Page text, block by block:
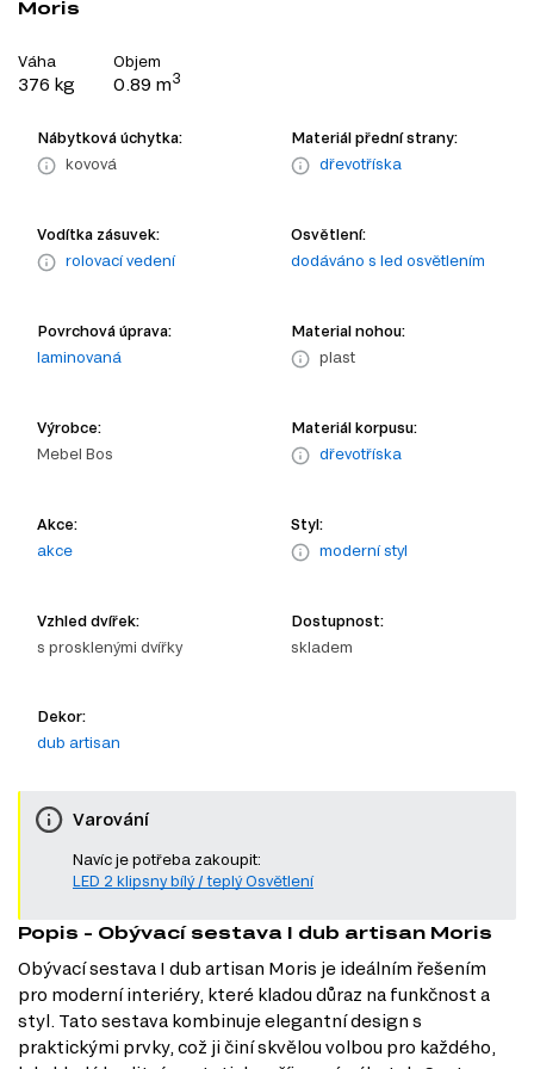
Moris
Váha
376 kg
Objem
0.89 m3
Nábytková úchytka:
kovová
Materiál přední strany:
dřevotříska
Vodítka zásuvek:
rolovací vedení
Osvětlení:
dodáváno s led osvětlením
Povrchová úprava:
laminovaná
Material nohou:
plast
Výrobce:
Mebel Bos
Materiál korpusu:
dřevotříska
Akce:
akce
Styl:
moderní styl
Vzhled dvířek:
s prosklenými dvířky
Dostupnost:
skladem
Dekor:
dub artisan
Varování
Navíc je potřeba zakoupit:
LED 2 klipsny bílý / teplý Osvětlení
Popis - Obývací sestava I dub artisan Moris
Obývací sestava I dub artisan Moris je ideálním řešením
pro moderní interiéry, které kladou důraz na funkčnost a
styl. Tato sestava kombinuje elegantní design s
praktickými prvky, což ji činí skvělou volbou pro každého,